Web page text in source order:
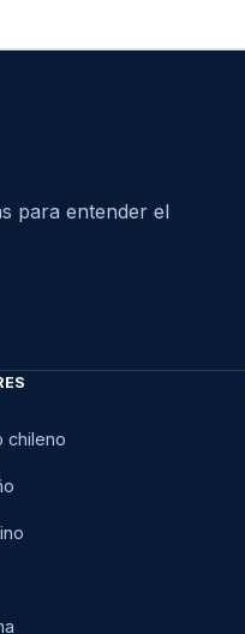
para entender el
chileno